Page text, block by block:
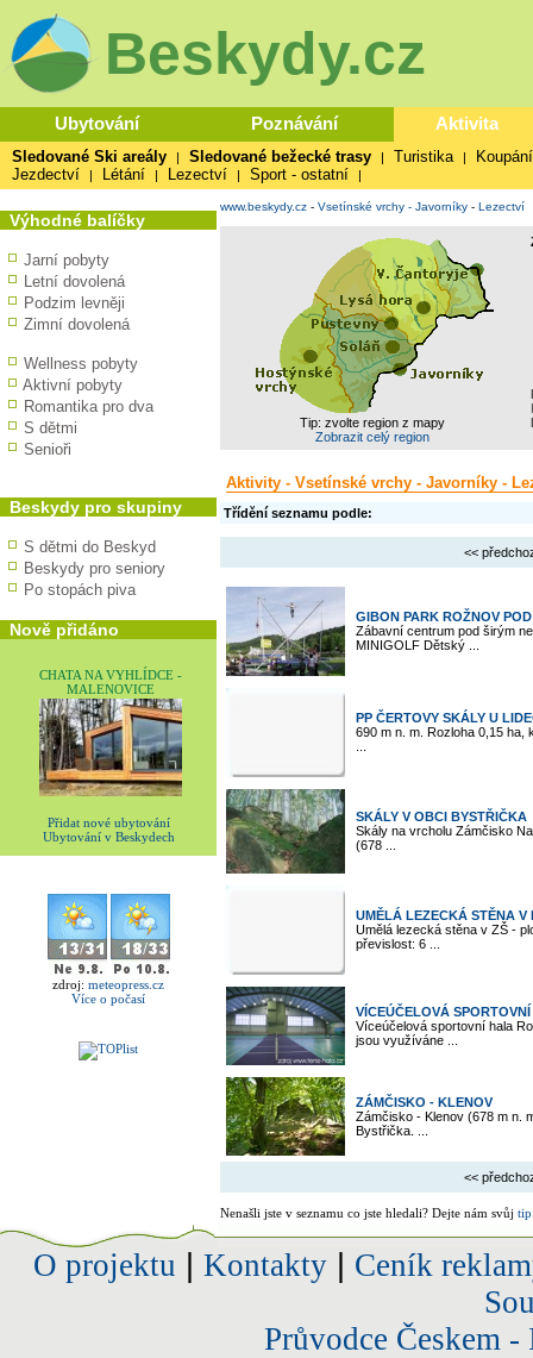
Beskydy.cz
Ubytování Poznávání Aktivita
Sledované Ski areály | Sledované bežecké trasy | Turistika |
Koupání
Jezdectví
| Létání | Lezectví | Sport - ostatní |
Výhodné balíčky
Jarní pobyty
Letní dovolená
Podzim levněji
Zimní dovolená
Wellness pobyty
Aktivní pobyty
Romantika pro dva
S dětmi
Senioři
Beskydy pro skupiny
S dětmi do Beskyd
Beskydy pro seniory
Po stopách piva
Nově přidáno
CHATA NA VYHLÍDCE -
MALENOVICE
Přidat nové ubytování
Ubytování v Beskydech
zdroj: meteopress.cz
Více o počasí
www.beskydy.cz - Vsetínské vrchy - Javorníky - Lezectví
Tip: zvolte region z mapy
Zobrazit celý region
Aktivity - Vsetínské vrchy - Javorníky -
Třídění seznamu podle:
<<
GIBON PARK ROŽNOV
Zábavní centrum pod širým
MINIGOLF Dětský ...
PP ČERTOVY SKÁLY U
690 m n. m. Rozloha 0,15
SKÁLY V OBCI BYSTŘIČKA
Skály na vrcholu Zámčisko
(678 ...
UMĚLÁ LEZECKÁ STĚNA V
Umělá lezecká stěna v ZŠ -
převislost: 6 ...
VÍCEÚČELOVÁ
Víceúčelová sportovní hala
jsou využíváne ...
ZÁMČISKO - KLENOV
Zámčisko - Klenov (678 m n.
Bystřička. ...
<<
Nenašli jste v seznamu co jste hledali? Dejte nám svůj tip
O projektu Kontakty| Ceník
Průvodce Českem